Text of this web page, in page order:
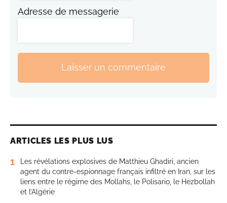
Adresse de messagerie
Laisser un commentaire
ARTICLES LES PLUS LUS
1
Les révélations explosives de Matthieu Ghadiri, ancien
agent du contre-espionnage français infiltré en Iran, sur les
liens entre le régime des Mollahs, le Polisario, le Hezbollah
et l’Algérie